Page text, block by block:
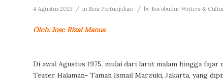
4 Agustus 2023 / in Seni Pertunjukan / by Borobudur Writers &
Oleh: Jose Rizal Manua
Di awal Agustus 1975, mulai dari larut malam hingga
Teater Halaman- Taman Ismail Marzuki, Jakarta, yang